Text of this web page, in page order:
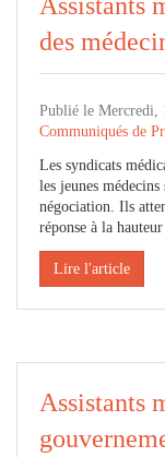
des
Publié le Mercredi,
Communiqués de
Les syndicats
les jeunes
négociation. Ils
réponse à la
Lire l'article
Assistants